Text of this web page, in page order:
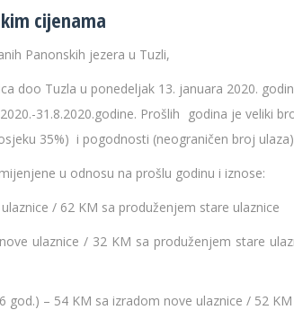
cijenama
Panonskih jezera u Tuzli,
doo Tuzla u ponedeljak 13. januara 2020.
31.8.2020.godine. Prošlih godina je veliki
35%) i pogodnosti (neograničen broj
u odnosu na prošlu godinu i iznose:
/ 62 KM sa produženjem stare ulaznice
ulaznice / 32 KM sa produženjem stare
god.) – 54 KM sa izradom nove ulaznice / 52